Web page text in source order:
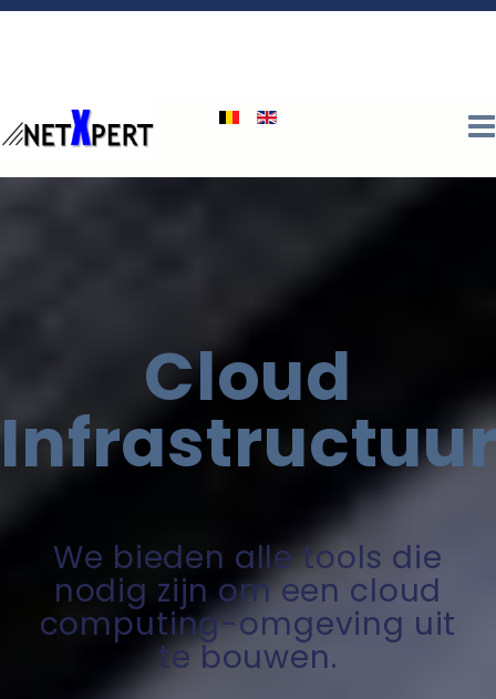
Cloud
We bieden alle tools die
nodig zijn om een cloud
computing-omgeving uit
te bouwen.